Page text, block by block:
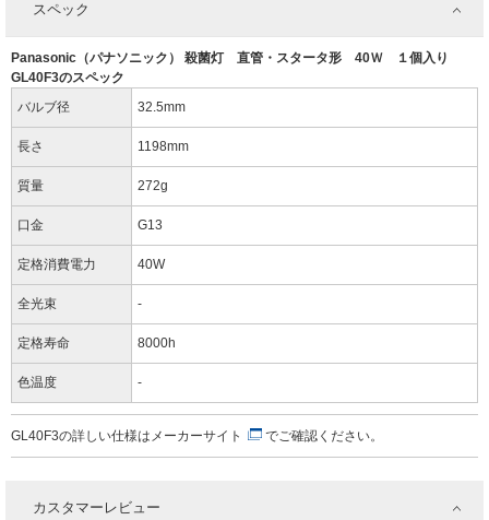
スペック
Panasonic（パナソニック） 殺菌灯 直管・スタータ形 40Ｗ １個入り
GL40F3のスペック
バルブ径
32.5mm
長さ 1198mm
質量 272g
口金 G13
定格消費電力 40W
全光束 -
定格寿命 8000h
色温度 -
GL40F3の詳しい仕様は メーカーサイト でご確認ください。
カスタマーレビュー